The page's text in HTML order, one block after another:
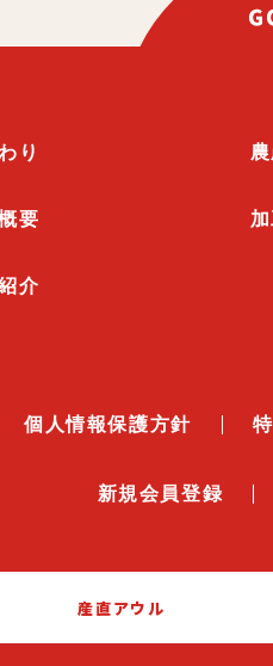
り
要
介
個人情報保護方針
新規会員登録
産直アウル